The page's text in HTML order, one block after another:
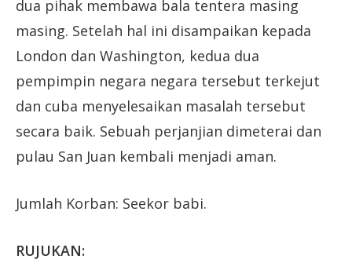
dua pihak membawa bala tentera masing
masing. Setelah hal ini disampaikan kepada
London dan Washington, kedua dua
pempimpin negara negara tersebut terkejut
dan cuba menyelesaikan masalah tersebut
secara baik. Sebuah perjanjian dimeterai dan
pulau San Juan kembali menjadi aman.
Jumlah Korban: Seekor babi.
RUJUKAN: